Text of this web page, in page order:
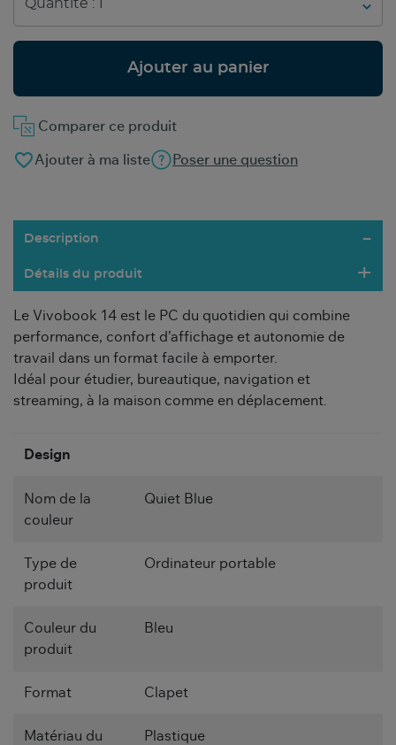
Ajouter au panier
favorite_borderAjouter à ma liste Poser une question
Comparer ce produit
Description
Détails du produit
Le Vivobook 14 est le PC du quotidien qui combine
performance, confort d’affichage et autonomie de
travail dans un format facile à emporter.
Idéal pour étudier, bureautique, navigation et
streaming, à la maison comme en déplacement.
Design
Nom de la
couleur
Quiet Blue
Type de
produit
Ordinateur portable
Couleur du
produit
Bleu
Format Clapet
Matériau du
Plastique